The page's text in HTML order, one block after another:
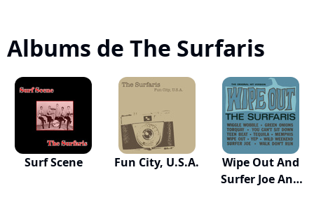
Albums de The Surfaris
Surf Scene Fun City, U.S.A.
Wipe Out And
Surfer Joe And